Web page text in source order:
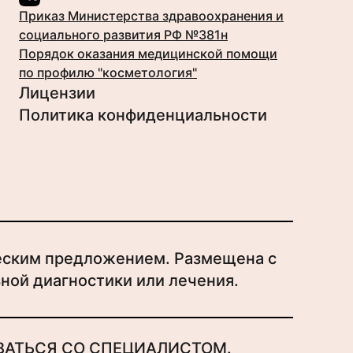
на базе
EnerPeel на базе
обучения
Fijie.
для косметологов
Beauty Expert.
акне. Алгоритм
достижения
age терапии и
кожи на
Приказ Министерства здравоохранения и
социального развития РФ №381н
Порядок оказания медицинской помощи
по профилю "косметология"
Лицензии
Политика конфиденциальности
предложением. Размещена с
диагностики или лечения.
СО СПЕЦИАЛИСТОМ.